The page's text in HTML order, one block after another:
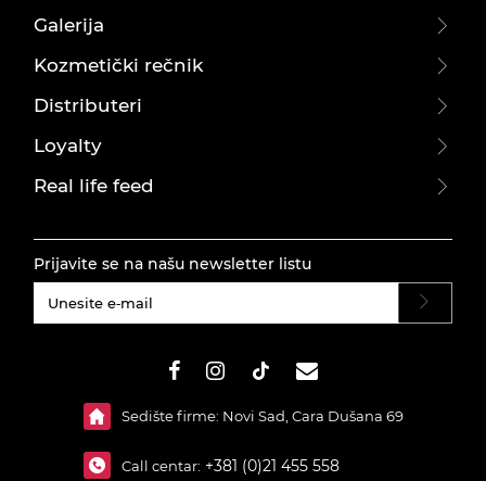
Galerija
Kozmetički rečnik
Distributeri
Loyalty
Real life feed
Prijavite se na našu newsletter listu
Sedište firme: Novi Sad, Cara Dušana 69
Call centar: +381 (0)21 455 558